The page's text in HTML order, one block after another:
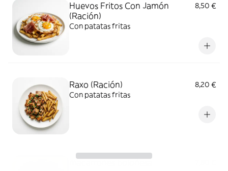
Huevos Fritos Con Jamón
(Ración)
8,50 €
Con patatas fritas
Raxo (Ración)
8,20 €
Con patatas fritas